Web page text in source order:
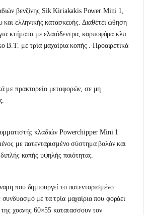
βενζίνης Sik Kiriakakis Power Mini 1,
και ελληνικής κατασκευής. Διαθέτει ώθηση
για κτήματα με ελαιόδεντρα, καρποφόρα κλπ.
Β.Τ. με τρία μαχαίρια κοπής . Προαιρετικά
με πρακτορείο μεταφορών, σε μη
κλαδιών Powerchipper Mini 1
με πατενταρισμένο σύστημα βολάν και
κοπής υψηλής ποιότητας.
που δημιουργεί το πατενταρισμένο
με τα τρία μαχαίρια που φοράει
της χοανης 60×55 κατατασσουν τον